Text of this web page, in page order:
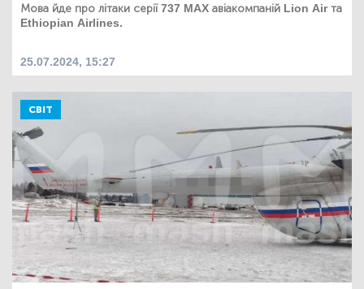
Мова йде про літаки серії 737 MAX авіакомпаній Lion Air та
Ethiopian Airlines.
25.07.2024, 15:27
СВІТ